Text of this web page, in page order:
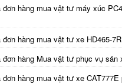
đơn hàng mua vật tư máy xúc
hàng mua vật tư xe HD465-
đơn hàng Mua vật tư phục vụ
hàng mua vật tư xe